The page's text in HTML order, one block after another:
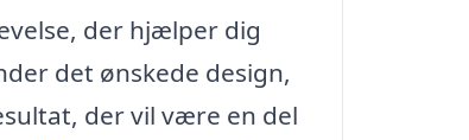
der hjælper dig
det ønskede design,
der vil være en del